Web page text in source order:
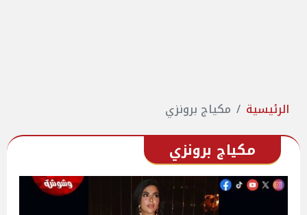
الرئيسية مكياج برونزي
مكياج برونزي